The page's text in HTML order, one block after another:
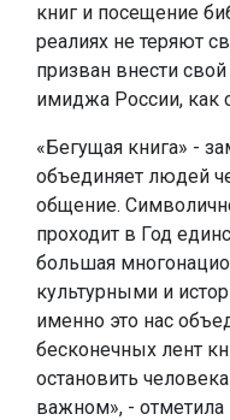
книг и посещение
реалиях не теряют
призван внести
имиджа России, как
«Бегущая книга» -
объединяет людей
общение.
проходит в Год
большая
культурными и
именно это нас
бесконечных лент
остановить
важном», - отметила